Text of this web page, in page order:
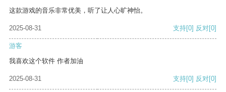
这款游戏的音乐非常优美，听了让人心旷神怡。
2025-08-31 支持[0] 反对[0]
游客
我喜欢这个软件 作者加油
2025-08-31 支持[0] 反对[0]